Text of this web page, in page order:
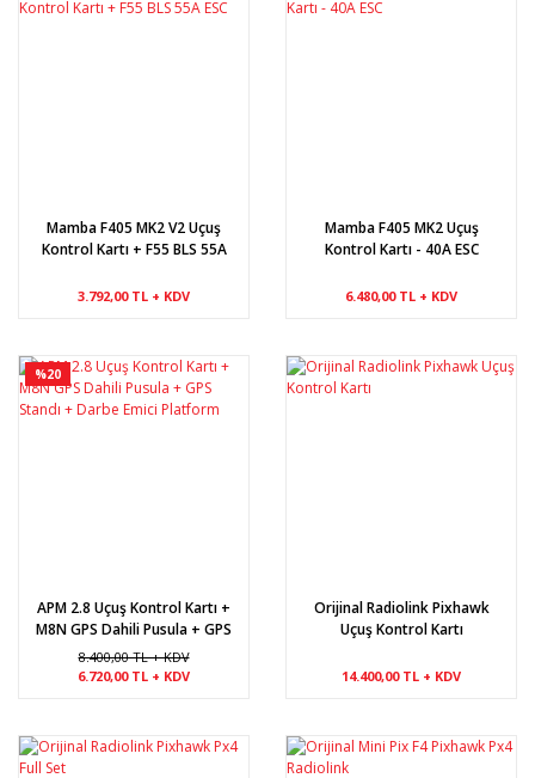
Mamba F405 MK2 V2 Uçuş
Kontrol Kartı + F55 BLS 55A
3.792,00 TL + KDV
Mamba F405 MK2 Uçuş
Kontrol Kartı - 40A ESC
6.480,00 TL + KDV
%20
APM 2.8 Uçuş Kontrol Kartı +
M8N GPS Dahili Pusula + GPS
Standı + Darbe Emici
Platform
8.400,00 TL + KDV
6.720,00 TL + KDV
Orijinal Radiolink Pixhawk
Uçuş Kontrol Kartı
14.400,00 TL + KDV